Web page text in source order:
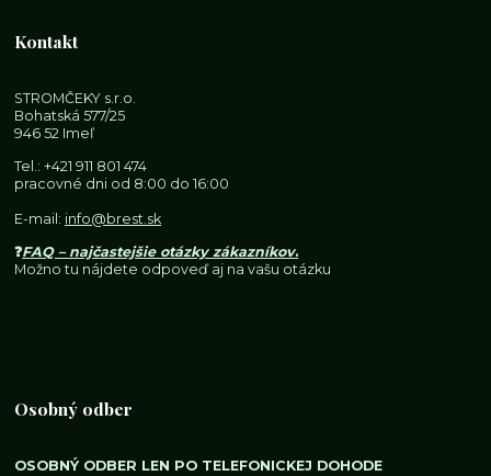
Kontakt
STROMČEKY s.r.o.
Bohatská 577/25
946 52 Imeľ
Tel.:+421 911 801 474
pracovné dni od 8:00 do 16:00
E-mail: info@brest.sk
❓FAQ – najčastejšie otázky zákazníkov.
Možno tu nájdete odpoveď aj na vašu otázku
Osobný odber
OSOBNÝ ODBER LEN PO TELEFONICKEJ DOHODE